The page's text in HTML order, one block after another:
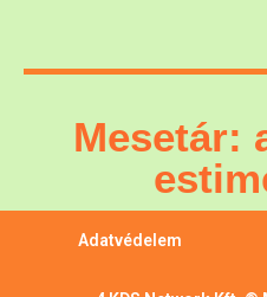
Mesetár:
Adatvédelem